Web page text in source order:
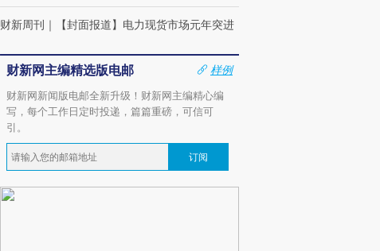
财新周刊 ｜ 【封面报道】电力现货市场元年突进
财新网主编精选版电邮
样例
财新网新闻版电邮全新升级！财新网主编精心编
写，每个工作日定时投递，篇篇重磅，可信可
引。
订阅